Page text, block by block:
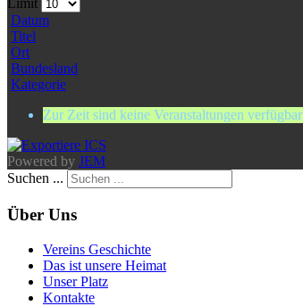
Limit
Datum
Titel
Ort
Bundesland
Kategorie
Zur Zeit sind keine Veranstaltungen verfügbar
Powered by JEM
Suchen ...
Über Uns
Vereins Geschichte
Das ist unsere Heimat
Unser Platz
Kontakte